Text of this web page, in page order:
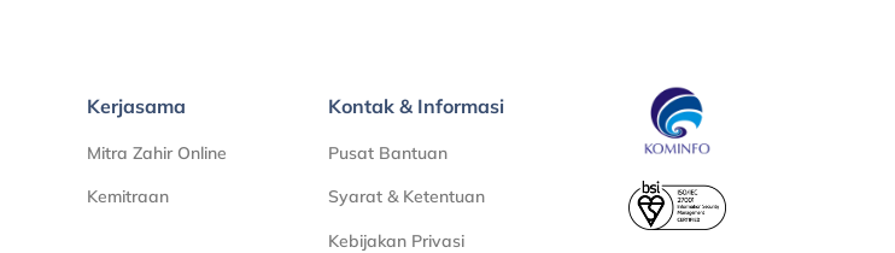
Kerjasama
Mitra Zahir Online
Kemitraan
Kontak & Informasi
Pusat Bantuan
Syarat & Ketentuan
Kebijakan Privasi